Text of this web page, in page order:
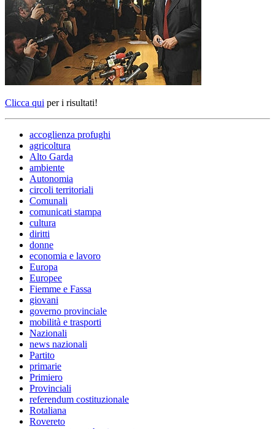
Clicca qui per i risultati!
accoglienza profughi
agricoltura
Alto Garda
ambiente
Autonomia
circoli territoriali
Comunali
comunicati stampa
cultura
diritti
donne
economia e lavoro
Europa
Europee
Fiemme e Fassa
giovani
governo provinciale
mobilità e trasporti
Nazionali
news nazionali
Partito
primarie
Primiero
Provinciali
referendum costituzionale
Rotaliana
Rovereto